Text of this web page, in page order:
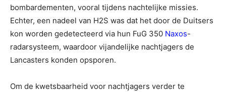
bombardementen, vooral tijdens nachtelijke missies.
Echter, een nadeel van H2S was dat het door de Duitsers
kon worden gedetecteerd via hun FuG 350 Naxos-
radarsysteem, waardoor vijandelijke nachtjagers de
Lancasters konden opsporen.
Om de kwetsbaarheid voor nachtjagers verder te